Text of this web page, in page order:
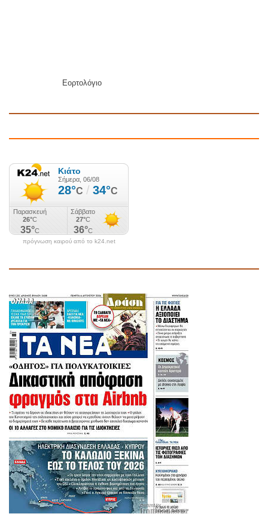
Εορτολόγιο
πρόγνωση καιρού από το k24.net